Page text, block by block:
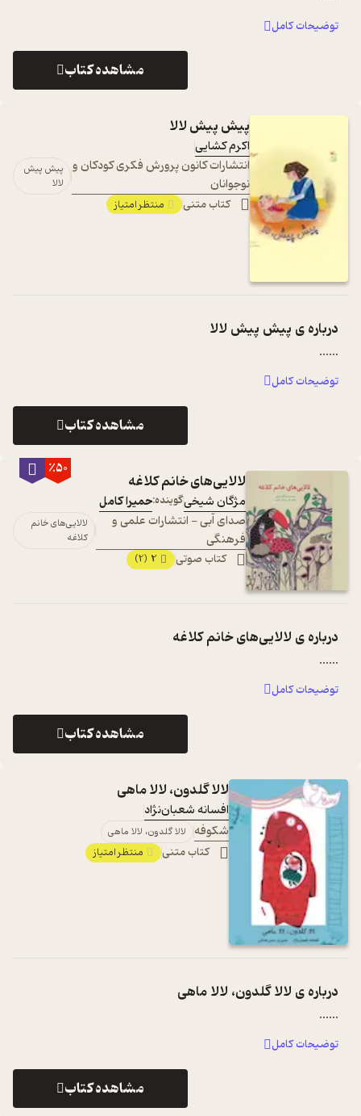
توضیحات کامل
مشاهده کتاب
پیش پیش لالا
اکرم کشایی
انتشارات کانون پرورش فکری کودکان و
نوجوانان
پیش پیش
لالا
کتاب متنی منتظر امتیاز
درباره ی پیش پیش لالا
...
...
توضیحات کامل
مشاهده کتاب
٪50
لالایی‌های خانم کلاغه
مژگان شیخیگوینده:حمیرا کامل
صدای آبی - انتشارات علمی و
فرهنگی
لالایی‌های خانم
کلاغه
کتاب صوتی 2
(2)
درباره ی لالایی‌های خانم کلاغه
...
...
توضیحات کامل
مشاهده کتاب
لالا گلدون، لالا ماهی
افسانه شعبان‌نژاد
شکوفه
لالا گلدون، لالا ماهی
کتاب متنی منتظر امتیاز
درباره ی لالا گلدون، لالا ماهی
...
...
توضیحات کامل
مشاهده کتاب